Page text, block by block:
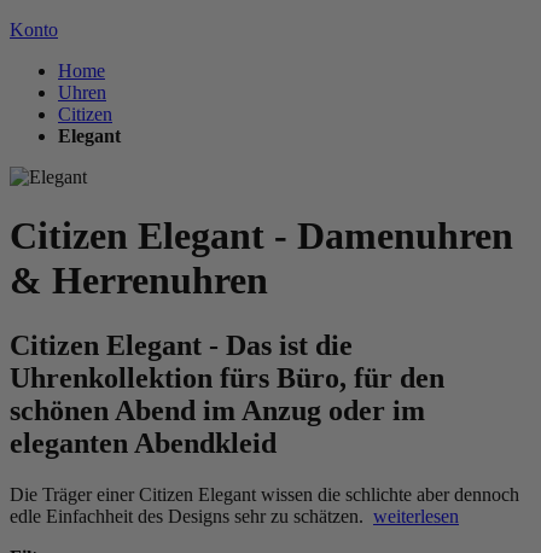
Konto
Home
Uhren
Citizen
Elegant
Citizen Elegant - Damenuhren
& Herrenuhren
Citizen Elegant - Das ist die
Uhrenkollektion fürs Büro, für den
schönen Abend im Anzug oder im
eleganten Abendkleid
Die Träger einer Citizen Elegant wissen die schlichte aber dennoch
edle Einfachheit des Designs sehr zu schätzen. weiterlesen